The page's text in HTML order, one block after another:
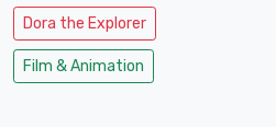
Dora the Explorer
Film & Animation